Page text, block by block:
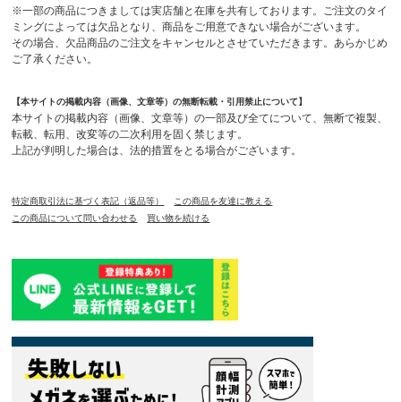
※一部の商品につきましては実店舗と在庫を共有しております。ご注文のタイ
ミングによっては欠品となり、商品をご用意できない場合がございます。
その場合、欠品商品のご注文をキャンセルとさせていただきます。あらかじめ
ご了承ください。
【本サイトの掲載内容（画像、文章等）の無断転載・引用禁止について】
本サイトの掲載内容（画像、文章等）の一部及び全てについて、無断で複製、
転載、転用、改変等の二次利用を固く禁じます。
上記が判明した場合は、法的措置をとる場合がございます。
特定商取引法に基づく表記（返品等）
この商品を友達に教える
この商品について問い合わせる
買い物を続ける